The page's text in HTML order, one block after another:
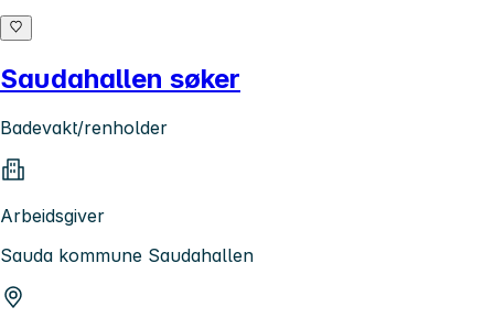
Saudahallen søker
Badevakt/renholder
Arbeidsgiver
Sauda kommune Saudahallen